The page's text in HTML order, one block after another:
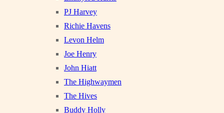
PJ Harvey
Richie Havens
Levon Helm
Joe Henry
John Hiatt
The Highwaymen
The Hives
Buddy Holly